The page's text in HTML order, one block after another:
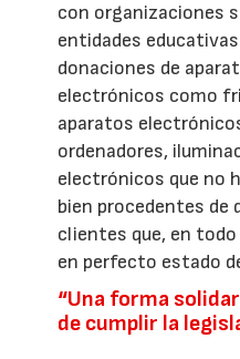
con organizaciones
entidades
donaciones de
electrónicos como
aparatos
ordenadores,
electrónicos que no
bien procedentes de
clientes que, en
en perfecto estado
“Una forma
de cumplir la